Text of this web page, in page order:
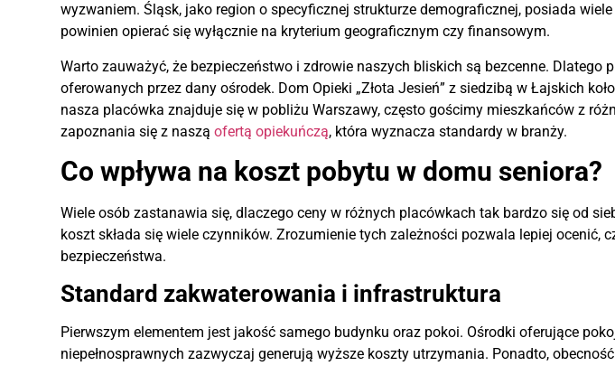
wyzwaniem. Śląsk, jako region o specyficznej strukturze demograficznej, posiada
powinien opierać się wyłącznie na kryterium geograficznym czy finansowym.
Warto zauważyć, że bezpieczeństwo i zdrowie naszych bliskich są bezcenne. Dlatego
oferowanych przez dany ośrodek. Dom Opieki „Złota Jesień” z siedzibą w Łajskich
nasza placówka znajduje się w pobliżu Warszawy, często gościmy mieszkańców z
zapoznania się z nasząofertą opiekuńczą, która wyznacza standardy w branży.
Co wpływa na koszt pobytu w domu seniora?
Wiele osób zastanawia się, dlaczego ceny w różnych placówkach tak bardzo się od
koszt składa się wiele czynników. Zrozumienie tych zależności pozwala lepiej
bezpieczeństwa.
Standard zakwaterowania i infrastruktura
Pierwszym elementem jest jakość samego budynku oraz pokoi. Ośrodki oferujące
niepełnosprawnych zazwyczaj generują wyższe koszty utrzymania. Ponadto,